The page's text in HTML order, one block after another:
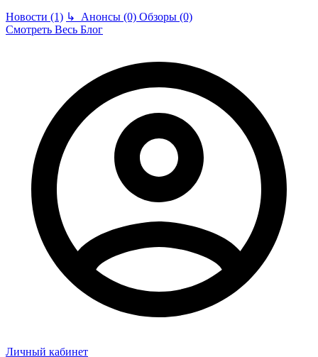
Новости (1) ↳ Анонсы (0) Обзоры (0)
Смотреть Весь Блог
Личный кабинет